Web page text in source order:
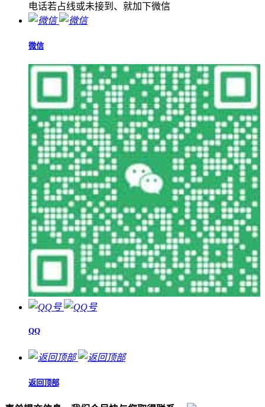
电话若占线或未接到、就加下微信
微信
QQ
返回顶部